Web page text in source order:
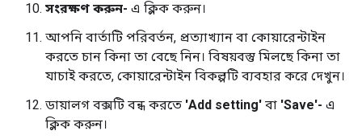
সংরক্ষণ করুন- এ ক্লিক করুন।
আপনি বার্তাটি পরিবর্তন, প্রত্যাখ্যান বা কোয়ারেন্টাইন
করতে চান কিনা তা বেছে নিন। বিষয়বস্তু মিলছে কিনা তা
যাচাই করতে, কোয়ারেন্টাইন বিকল্পটি ব্যবহার করে দেখুন।
ডায়ালগ বক্সটি বন্ধ করতে 'Add setting' বা 'Save'- এ
ক্লিক করুন।